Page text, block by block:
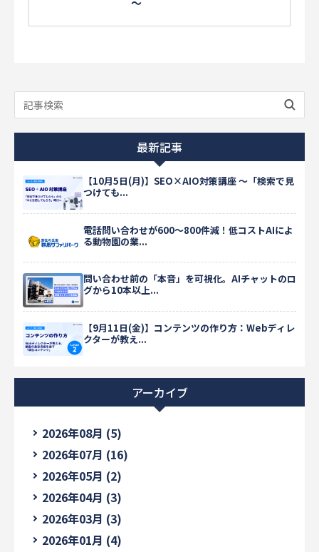
最新記事
【10月5日(月)】SEO×AIO対策講座 ～「検索で見
つけても...
電話問い合わせが600〜800件減！低コストAIによ
る動物園の業...
問い合わせ前の「本音」を可視化。AIチャットのロ
グから10本以上...
【9月11日(金)】コンテンツの作り方：Webディレ
クターが教え...
アーカイブ
2026年08月 (5)
2026年07月 (16)
2026年05月 (2)
2026年04月 (3)
2026年03月 (3)
2026年01月 (4)